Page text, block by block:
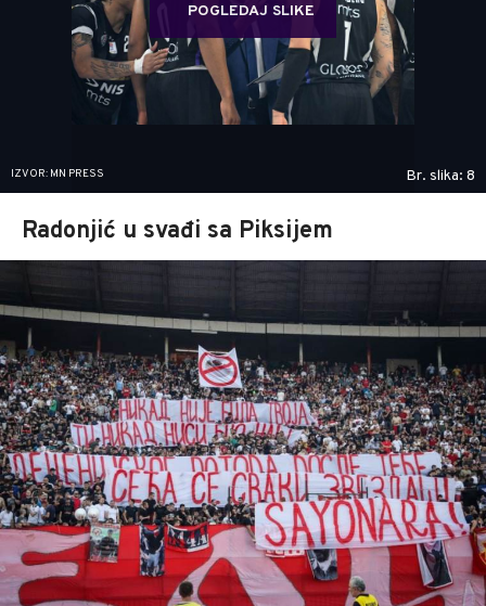
POGLEDAJ SLIKE
IZVOR: MN PRESS Br. slika: 8
Radonjić u svađi sa Piksijem